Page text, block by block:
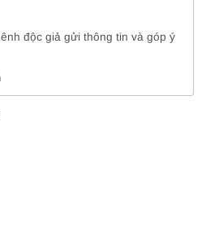
độc giả gửi thông tin và góp ý